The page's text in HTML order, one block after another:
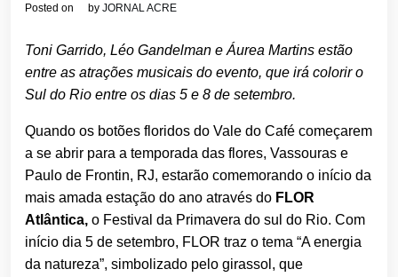
Posted on by JORNAL ACRE
Toni Garrido, Léo Gandelman e Áurea Martins estão
entre as atrações musicais do evento, que irá colorir o
Sul do Rio entre os dias 5 e 8 de setembro.
Quando os botões floridos do Vale do Café começarem
a se abrir para a temporada das flores, Vassouras e
Paulo de Frontin, RJ, estarão comemorando o início da
mais amada estação do ano através do FLOR
Atlântica, o Festival da Primavera do sul do Rio. Com
início dia 5 de setembro, FLOR traz o tema “A energia
da natureza”, simbolizado pelo girassol, que